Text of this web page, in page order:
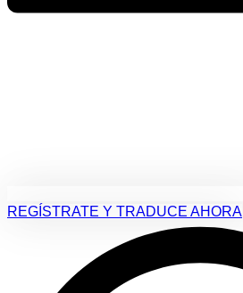
REGÍSTRATE Y TRADUCE AHORA